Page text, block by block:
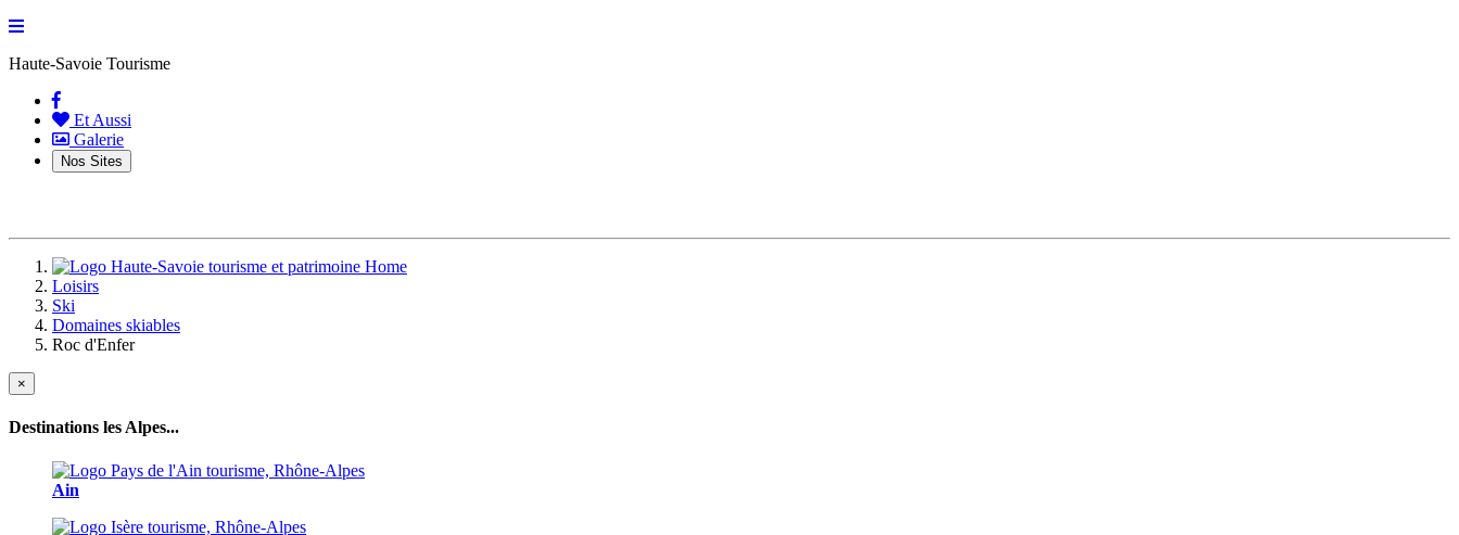
Haute-Savoie Tourisme
(current)
Et Aussi
Galerie
Nos Sites
Home
Loisirs
Ski
Domaines skiables
Roc d'Enfer
×
Destinations les Alpes...
Ain